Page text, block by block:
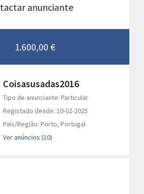
anunciante
1.600,00 €
Coisasusadas2016
Tipo de anunciante: Particular
Registado desde: 10-02-2025
País/Região: Porto, Portugal
Ver anúncios (10)